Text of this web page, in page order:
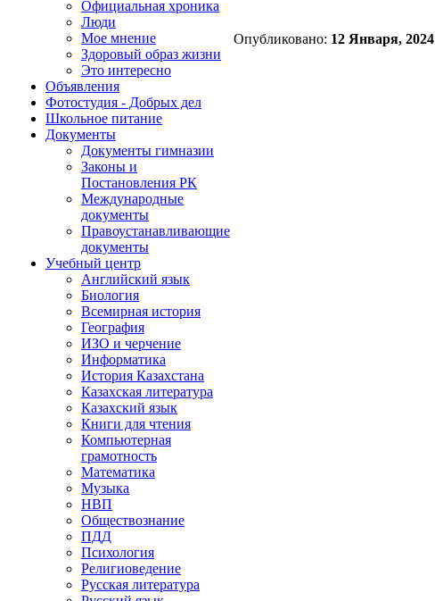
Официальная хроника
Люди
Мое мнение
Здоровый образ жизни
Это интересно
Объявления
Фотостудия - Добрых дел
Школьное питание
Документы
Документы гимназии
Законы и
Постановления РК
Международные
документы
Правоустанавливающие
документы
Учебный центр
Английский язык
Биология
Всемирная история
География
ИЗО и черчение
Информатика
История Казахстана
Казахская литература
Казахский язык
Книги для чтения
Компьютерная
грамотность
Математика
Музыка
НВП
Обществознание
ПДД
Психология
Религиоведение
Русская литература
Опубликовано: 12 Января,